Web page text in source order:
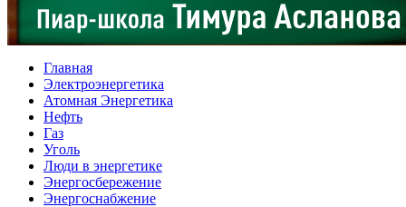
Главная
Электроэнергетика
Атомная Энергетика
Нефть
Газ
Уголь
Люди в энергетике
Энергосбережение
Энергоснабжение